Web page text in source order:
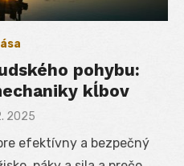
pohybu:
kĺbov
2025
efektívny a bezpečný